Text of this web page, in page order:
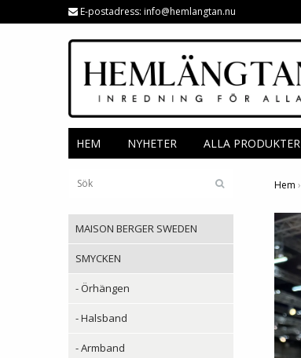
E-postadress: info@hemlangtan.nu
HEM NYHETER ALLA PRODUKTER
MAISON BERGER SWEDEN
SMYCKEN
- Örhängen
- Halsband
- Armband
Hem ›